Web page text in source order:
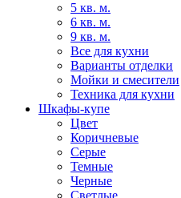
5 кв. м.
6 кв. м.
9 кв. м.
Все для кухни
Варианты отделки
Мойки и смесители
Техника для кухни
Шкафы-купе
Цвет
Коричневые
Серые
Темные
Черные
Светлые